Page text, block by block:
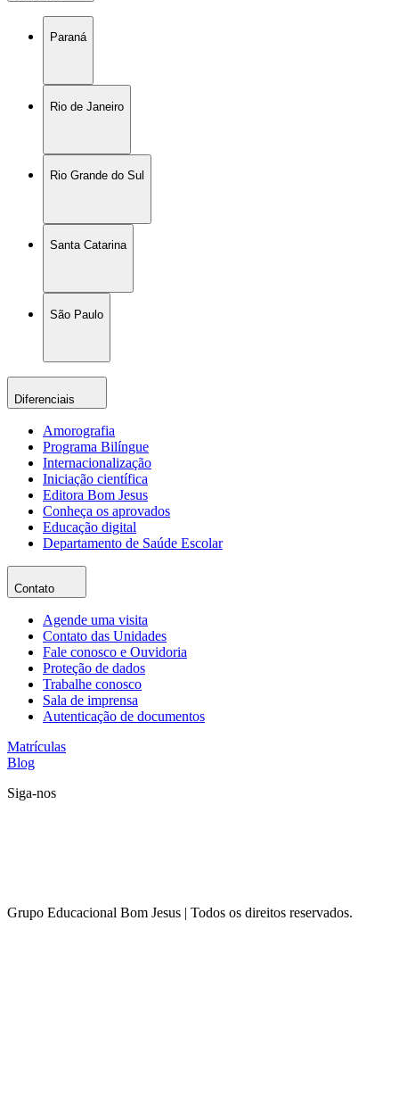
Paraná
Rio de Janeiro
Rio Grande do Sul
Santa Catarina
São Paulo
Diferenciais
Amorografia
Programa Bilíngue
Internacionalização
Iniciação científica
Editora Bom Jesus
Conheça os aprovados
Educação digital
Departamento de Saúde Escolar
Contato
Agende uma visita
Contato das Unidades
Fale conosco e Ouvidoria
Proteção de dados
Trabalhe conosco
Sala de imprensa
Autenticação de documentos
Matrículas
Blog
Siga-nos
Grupo Educacional Bom Jesus | Todos os direitos reservados.